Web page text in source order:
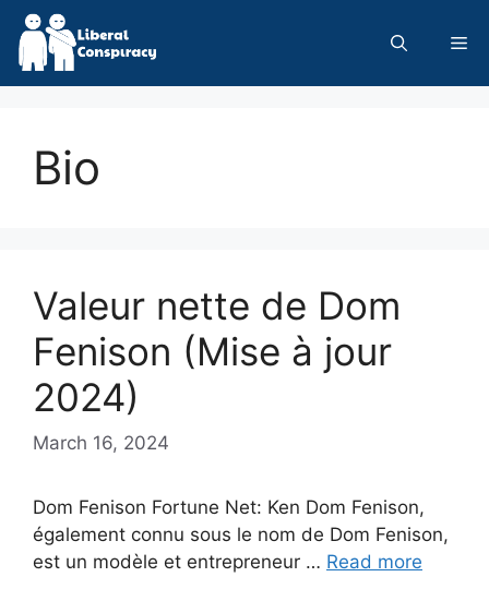
Skip
content
Bio
Valeur nette de Dom
Fenison (Mise à jour
2024)
March 16, 2024
Dom Fenison Fortune Net: Ken Dom Fenison,
également connu sous le nom de Dom Fenison,
est un modèle et entrepreneur … Read more